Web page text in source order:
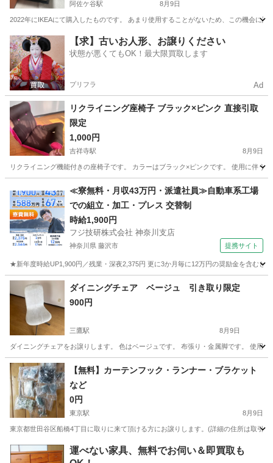
阿佐ケ谷駅 8月9日
2022年にIKEAにて購入したものです。 あまり使用することがないため、この機会に
東京 杉並区 阿佐ケ谷駅 カーペット/マット/ラグ
【求】古いお人形、お譲りください
状態が悪くてもOK！最大限買取します
プリフラ Ad
リクライニング座椅子 ブラック×ピンク 直接引取
限定
1,000円
吉祥寺駅 8月9日
リクライニング機能付きの座椅子です。 カラーはブラック×ピンクです。 使用に伴
吉祥寺駅 椅子
≪寮無料・月収43万円・派遣社員≫自動車系工場
での組立・加工・プレス 交替制
時給1,900円
フジ技研株式会社 神奈川支店
神奈川県 藤沢市 提携サイト
★新年度時給UP1,900円／残業・深夜2,375円 更に3か月毎に12万円の奨励金を含む
神奈川 藤沢市 その他
ダイニングチェア ベージュ 引き取り限定
900円
三鷹駅 8月9日
ダイニングチェアをお譲りします。 色はベージュです。 布張り・金属脚です。 使用
東京 武蔵野市 三鷹駅
【無料】カーテンフック・ランナー・ブラケット
など
0円
東京駅 8月9日
東京都世田谷区船橋4丁目に取りに来て頂ける方にお譲りします。(詳細の住所は取引
東京 中央区 東京駅 カーテン、ブラインド
運べない家具、無料でお伺い＆即買取も